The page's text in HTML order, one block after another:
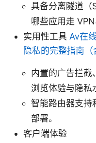
具备分离隧道
哪些应用走 VPN
实用性工具 Av在
隐私的完整指南（
内置的广告拦截
浏览体验与隐私
智能路由器支持
部署。
客户端体验